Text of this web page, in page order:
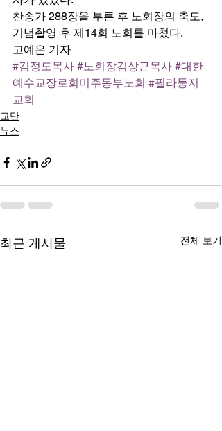
찬송가 288장을 부른 후 노회장의 축도,
기념촬영 후 제14회 노회를 마쳤다.
고예은 기자
#김정도목사 #노회장김상근목사 #대한
예수교장로회미주동부노회 #필라둥지
교회
교단
뉴스
최근 게시물 전체 보기